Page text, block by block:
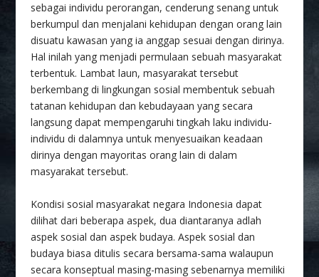
sebagai individu perorangan, cenderung senang untuk
berkumpul dan menjalani kehidupan dengan orang lain
disuatu kawasan yang ia anggap sesuai dengan dirinya.
Hal inilah yang menjadi permulaan sebuah masyarakat
terbentuk. Lambat laun, masyarakat tersebut
berkembang di lingkungan sosial membentuk sebuah
tatanan kehidupan dan kebudayaan yang secara
langsung dapat mempengaruhi tingkah laku individu-
individu di dalamnya untuk menyesuaikan keadaan
dirinya dengan mayoritas orang lain di dalam
masyarakat tersebut.
Kondisi sosial masyarakat negara Indonesia dapat
dilihat dari beberapa aspek, dua diantaranya adlah
aspek sosial dan aspek budaya. Aspek sosial dan
budaya biasa ditulis secara bersama-sama walaupun
secara konseptual masing-masing sebenarnya memiliki